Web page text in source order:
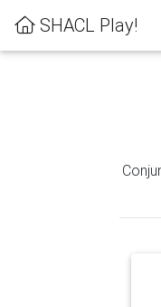
SHACL Play!